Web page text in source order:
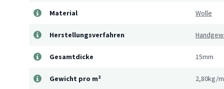
Material Wolle
Herstellungsverfahren
Gesamtdicke 15mm
Gewicht pro m² 2,80kg/